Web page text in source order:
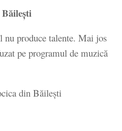
nu produce talente. Mai jos
pe programul de muzică
din Băilești